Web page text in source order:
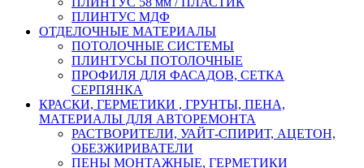
ПЛИНТУС МДФ
ОТДЕЛОЧНЫЕ МАТЕРИАЛЫ
ПОТОЛОЧНЫЕ СИСТЕМЫ
ПЛИНТУСЫ ПОТОЛОЧНЫЕ
ПРОФИЛЯ ДЛЯ ФАСАДОВ, СЕТКА
СЕРПЯНКА
КРАСКИ, ГЕРМЕТИКИ , ГРУНТЫ, ПЕНА,
МАТЕРИАЛЫ ДЛЯ АВТОРЕМОНТА
РАСТВОРИТЕЛИ, УАЙТ-СПИРИТ, АЦЕТОН,
ОБЕЗЖИРИВАТЕЛИ
ПЕНЫ МОНТАЖНЫЕ, ГЕРМЕТИКИ